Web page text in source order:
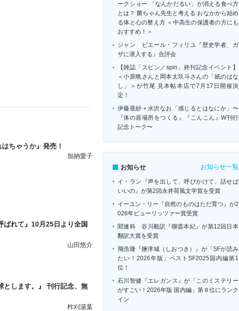
ちゃうか』発売！
加納愛子
れて』10月25日より全国
山田悠介
とします。』 刊行記念、無
柞刈湯葉
ークショー 「なんかだるい」が消える食べ方
とは？ 菌ちゃん先生と考える おなかから始め
る体と心の整え方 ＜中高生の保護者の方にも
おすすめ！＞
ジャン゠ピエール・フィリユ『歴史学者、ガ
ザに潜入する』合評会
【雑誌「スピン／spin」終刊記念イベント】
＜小原晩さんと岡本太玖斗さんの「紙のはな
し」＞が竹尾 見本帖本店で7月17日開催決
定！
伊藤亜紗＋水沢なお「感じるとはなにか」〜
『体の居場所をつくる』『こんこん』W刊行
記念トーク〜
お知らせ お知らせ一覧
イ・ラン『声を出して、呼びかけて、話せば
いいの』が第2回永井荷風文学賞を受賞
イーユン・リー『自然のものはただ育つ』が2
026年ピューリッツァー賞受賞
閻連科 谷川毅訳『聊斎本紀』が第12回日本
翻訳大賞を受賞
飛浩隆『鹽津城（しおつき）』が「SFが読み
たい！2026年版」ベストSF2025国内編第1
位！
石川智健『エレガンス』が「このミステリー
がすごい！2026年版 国内編」第８位にランク
イン